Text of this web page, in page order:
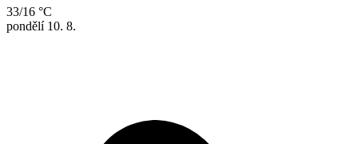
33/16 °C
pondělí 10. 8.